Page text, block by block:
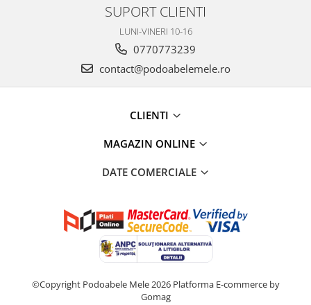
SUPORT CLIENTI
LUNI-VINERI 10-16
0770773239
contact@podoabelemele.ro
CLIENTI
MAGAZIN ONLINE
DATE COMERCIALE
©Copyright Podoabele Mele 2026 Platforma E-commerce by
Gomag